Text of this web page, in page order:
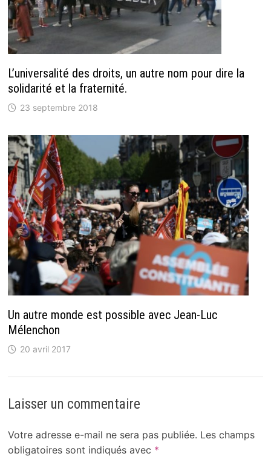
L’universalité des droits, un autre nom pour dire la
solidarité et la fraternité.
23 septembre 2018
Un autre monde est possible avec Jean-Luc
Mélenchon
20 avril 2017
Laisser un commentaire
Votre adresse e-mail ne sera pas publiée. Les champs
obligatoires sont indiqués avec *